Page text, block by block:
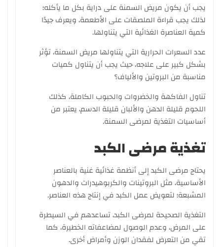
يجب أن يكون مريض السمنة على دراية بكل ما يأكله؛
لذلك يجب قراءة الملصقات على الأطعمة، ويعرف جيدًا
كمية العناصرة الغذائية التي يتناولها.
عدد السعرات الحرارية التي يتناولها مريض السمنة، تؤثر
بشكل كبير على علاجه، حيث يجب أن يتناول كميات
مناسبة من البروتين والألياف؟
تناول الفاكهة والخضروات والحبوب الكاملة، كذلك
اللحوم قليلة الدهن والألبان قليلة الدسم، يعتبر من
أساسيات التغذية لمرضى السمنة.
تغذية مرضى الكبد
يحتاج مرضى الكبد إلى أنظمة غذائية غنية بالعناصر
الأساسية، مثل البروتينات والكربوهيدرات والدهون
المشبعة؛ لتعويض عمل الكبد في إنتاج هذه العناصر.
التغذية الصحيحة لمرضى الكبد، تساعدهم في السيطرة
على المرض، وعدم الوصول لمضاعفاته الخطيرة، كما
تقي من التعرض لفقدان الوزن وأمراض أخرى.